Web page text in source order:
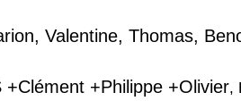
Valentine, Thomas,
+Clément +Philippe +Olivier,